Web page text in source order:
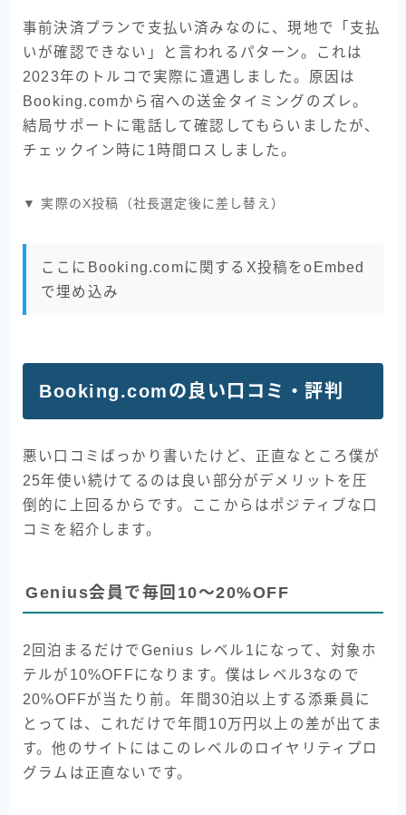
事前決済プランで支払い済みなのに、現地で「支払
いが確認できない」と言われるパターン。これは
2023年のトルコで実際に遭遇しました。原因は
Booking.comから宿への送金タイミングのズレ。
結局サポートに電話して確認してもらいましたが、
チェックイン時に1時間ロスしました。
▼ 実際のX投稿（社長選定後に差し替え）
ここにBooking.comに関するX投稿をoEmbed
で埋め込み
Booking.comの良い口コミ・評判
悪い口コミばっかり書いたけど、正直なところ僕が
25年使い続けてるのは良い部分がデメリットを圧
倒的に上回るからです。ここからはポジティブな口
コミを紹介します。
Genius会員で毎回10〜20%OFF
2回泊まるだけでGenius レベル1になって、対象ホ
テルが10%OFFになります。僕はレベル3なので
20%OFFが当たり前。年間30泊以上する添乗員に
とっては、これだけで年間10万円以上の差が出てま
す。他のサイトにはこのレベルのロイヤリティプロ
グラムは正直ないです。